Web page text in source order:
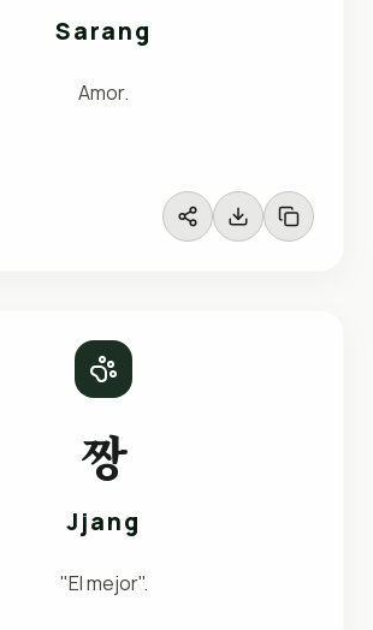
Sarang
Amor.
짱
Jjang
"El mejor".